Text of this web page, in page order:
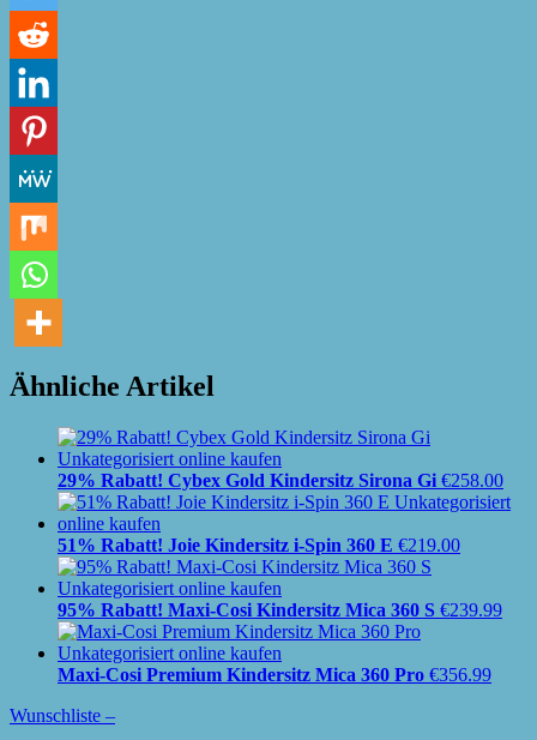
Ähnliche Artikel
29% Rabatt! Cybex Gold Kindersitz Sirona Gi €258.00
51% Rabatt! Joie Kindersitz i-Spin 360 E €219.00
95% Rabatt! Maxi-Cosi Kindersitz Mica 360 S €239.99
Maxi-Cosi Premium Kindersitz Mica 360 Pro €356.99
Wunschliste –